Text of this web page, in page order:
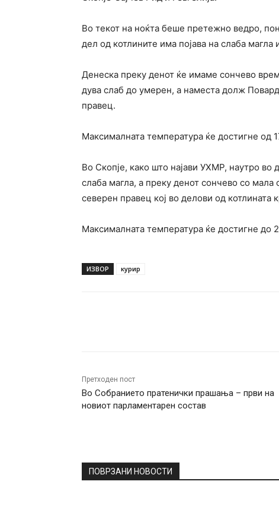
Во текот на ноќта беше претежно ведро,
дел од котлините има појава на слаба магла
Денеска преку денот ќе имаме сончево
дува слаб до умерен, а наместа долж
правец.
Максималната температура ќе достигне од
Во Скопје, како што најави УХМР, наутро во
слаба магла, а преку денот сончево со
северен правец кој во делови од котлината
Максималната температура ќе достигне до
ИЗВОР курир
Претходен пост
Во Собранието пратенички прашања – први на
новиот парламентарен состав
ПОВРЗАНИ НОВОСТИ